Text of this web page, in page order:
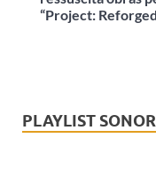
“Project:
PLAYLIST